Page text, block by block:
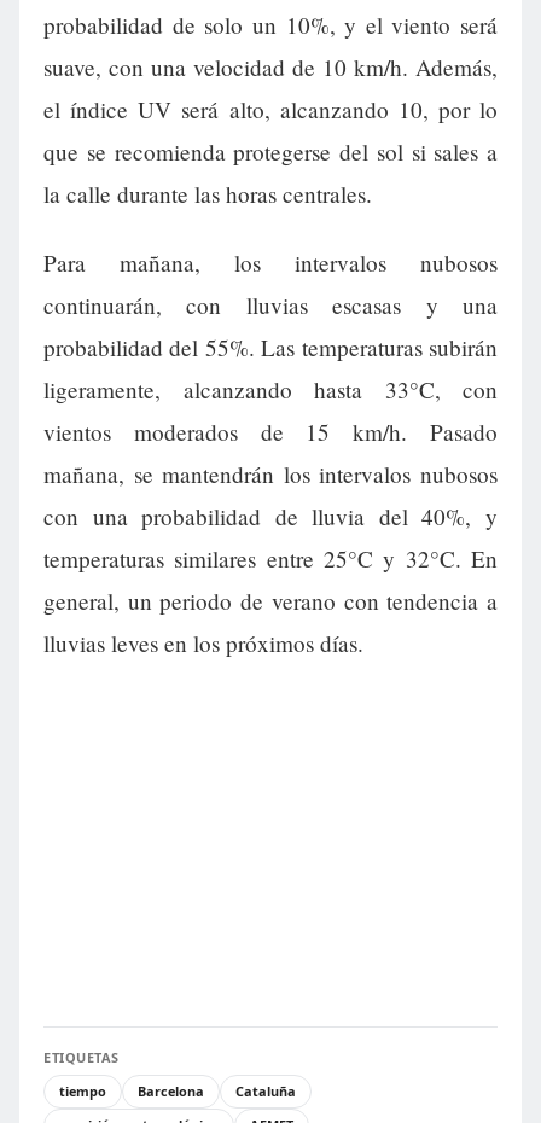
probabilidad de solo un 10%, y el viento será
suave, con una velocidad de 10 km/h. Además,
el índice UV será alto, alcanzando 10, por lo
que se recomienda protegerse del sol si sales a
la calle durante las horas centrales.
Para mañana, los intervalos nubosos
continuarán, con lluvias escasas y una
probabilidad del 55%. Las temperaturas subirán
ligeramente, alcanzando hasta 33°C, con
vientos moderados de 15 km/h. Pasado
mañana, se mantendrán los intervalos nubosos
con una probabilidad de lluvia del 40%, y
temperaturas similares entre 25°C y 32°C. En
general, un periodo de verano con tendencia a
lluvias leves en los próximos días.
ETIQUETAS
tiempo
Barcelona
Cataluña